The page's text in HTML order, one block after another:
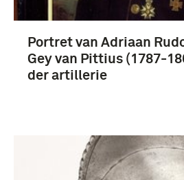
Portret van Adriaan
Gey van Pittius (1787-
der artillerie